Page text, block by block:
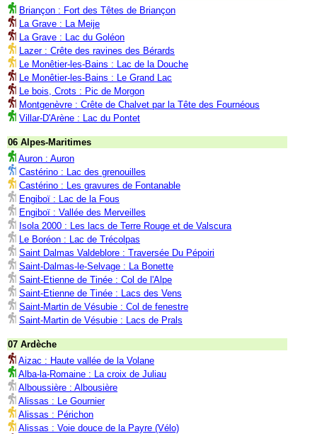
Briançon : Fort des Têtes de Briançon
La Grave : La Meije
La Grave : Lac du Goléon
Lazer : Crête des ravines des Bérards
Le Monêtier-les-Bains : Lac de la Douche
Le Monêtier-les-Bains : Le Grand Lac
Le bois, Crots : Pic de Morgon
Montgenèvre : Crête de Chalvet par la Tête des Fournéous
Villar-D'Arène : Lac du Pontet
06 Alpes-Maritimes
Auron : Auron
Castérino : Lac des grenouilles
Castérino : Les gravures de Fontanable
Engiboï : Lac de la Fous
Engiboï : Vallée des Merveilles
Isola 2000 : Les lacs de Terre Rouge et de Valscura
Le Boréon : Lac de Trécolpas
Saint Dalmas Valdeblore : Traversée Du Pépoiri
Saint-Dalmas-le-Selvage : La Bonette
Saint-Etienne de Tinée : Col de l'Alpe
Saint-Etienne de Tinée : Lacs des Vens
Saint-Martin de Vésubie : Col de fenestre
Saint-Martin de Vésubie : Lacs de Prals
07 Ardèche
Aizac : Haute vallée de la Volane
Alba-la-Romaine : La croix de Juliau
Alboussière : Albousière
Alissas : Le Gournier
Alissas : Périchon
Alissas : Voie douce de la Payre (Vélo)